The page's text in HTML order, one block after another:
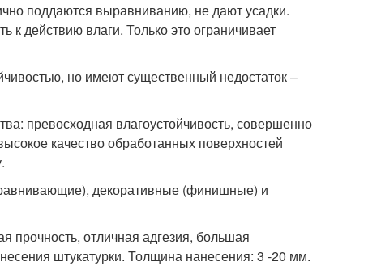
поддаются выравниванию, не дают усадки.
к действию влаги. Только это ограничивает
но имеют существенный недостаток –
превосходная влагоустойчивость, совершенно
качество обработанных поверхностей
декоративные (финишные) и
прочность, отличная адгезия, большая
штукатурки. Толщина нанесения: 3 -20 мм.